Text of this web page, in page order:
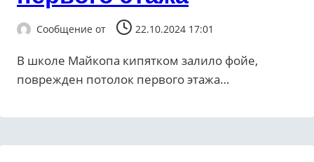
Сообщение от 22.10.2024 17:01
В школе Майкопа кипятком залило фойе,
поврежден потолок первого этажа…